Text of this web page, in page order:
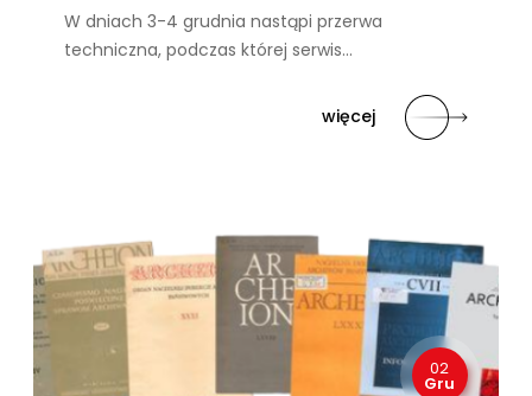
W dniach 3-4 grudnia nastąpi przerwa
techniczna, podczas której serwis…
więcej
02
Gru